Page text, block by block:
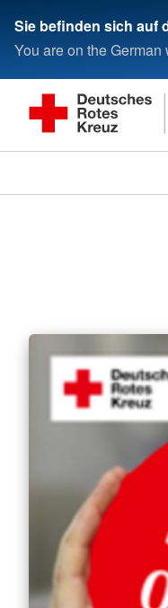
Sie befinden sich auf
You are on the